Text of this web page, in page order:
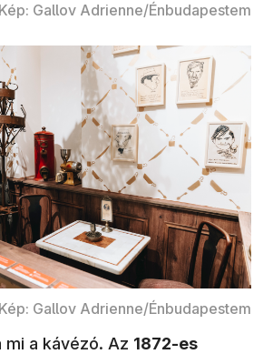
Kép: Gallov Adrienne/Énbudapestem
Kép: Gallov Adrienne/Énbudapestem
mi a kávézó. Az 1872-es